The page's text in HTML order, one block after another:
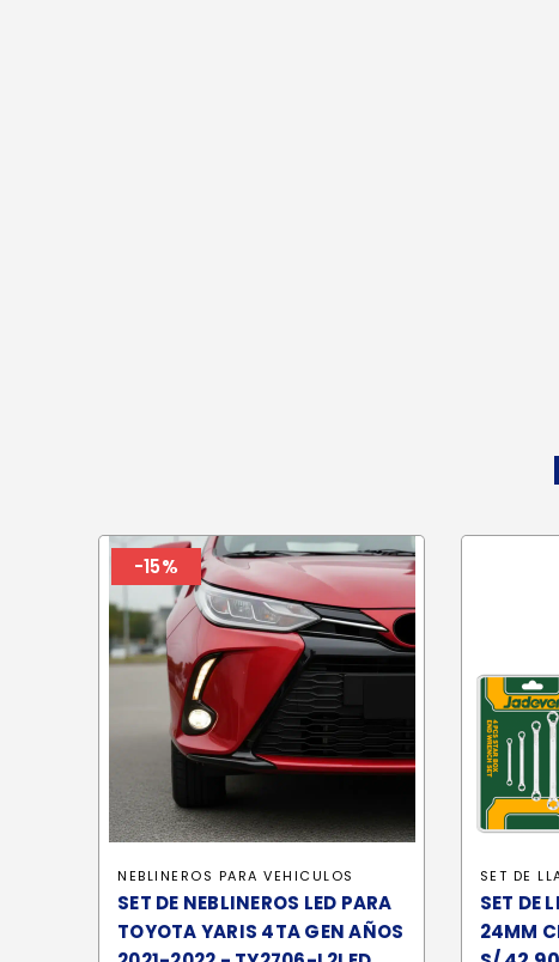
-15%
NEBLINEROS PARA VEHICULOS
SET DE NEBLINEROS LED PARA
TOYOTA YARIS 4TA GEN AÑOS
SET DE
SET DE
24MM